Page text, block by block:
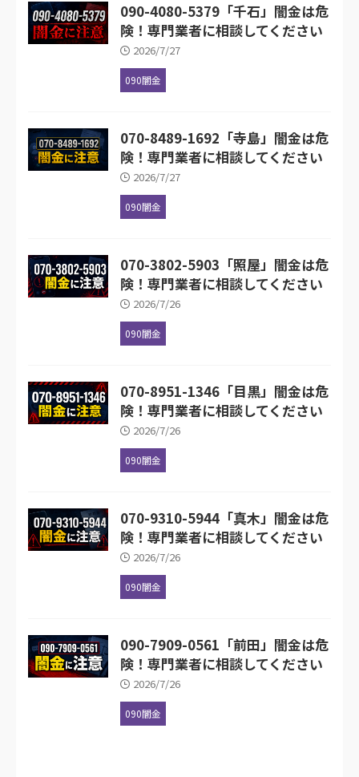
090-4080-5379「千石」闇金は危
険！専門業者に相談してください
2026/7/27
090闇金
070-8489-1692「寺島」闇金は危
険！専門業者に相談してください
2026/7/27
090闇金
070-3802-5903「照屋」闇金は危
険！専門業者に相談してください
2026/7/26
090闇金
070-8951-1346「目黒」闇金は危
険！専門業者に相談してください
2026/7/26
090闇金
070-9310-5944「真木」闇金は危
険！専門業者に相談してください
2026/7/26
090闇金
090-7909-0561「前田」闇金は危
険！専門業者に相談してください
2026/7/26
090闇金